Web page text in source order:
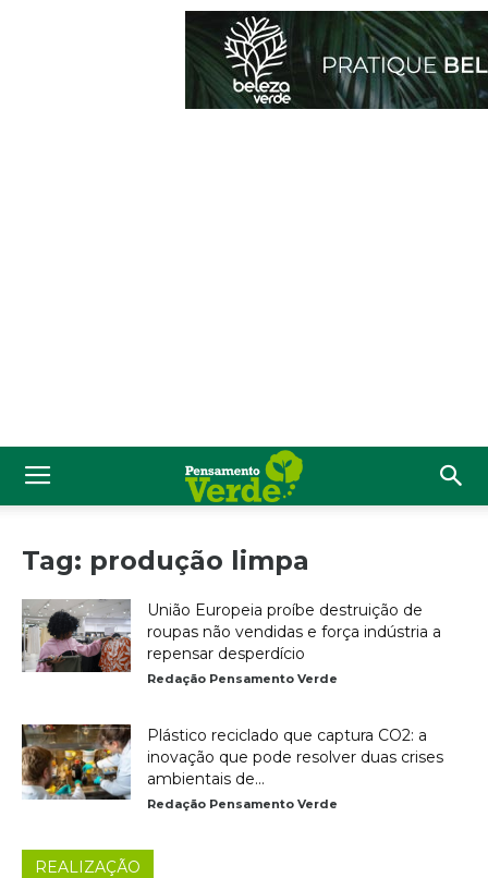
Tag: produção limpa
União Europeia proíbe destruição de
roupas não vendidas e força indústria a
repensar desperdício
Redação Pensamento Verde
Plástico reciclado que captura CO2: a
inovação que pode resolver duas crises
ambientais de...
Redação Pensamento Verde
REALIZAÇÃO